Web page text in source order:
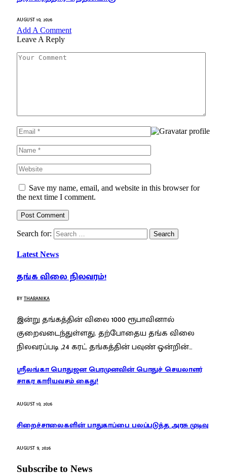
AUGUST 10, 2026
Add A Comment
Leave A Reply
Save my name, email, and website in this browser for
the next time I comment.
Search for:
Latest News
தங்க விலை நிலவரம்!
BYTHARANIKA
இன்று தங்கத்தின் விலை 1000 ரூபாவினால்
குறைவடைந்துள்ளது. தற்போதைய தங்க விலை
நிலவரப்படி ,24 கரட் தங்கத்தின் பவுண் ஒன்றின்…
ஸ்ரீலங்கா பொதுஜன பெரமுனவின் பொதுச் செயலாளர்
சாகர காரியவசம் கைது!
AUGUST 10, 2026
சிறைச்சாலைகளின் பாதுகாப்பை பலப்படுத்த அரசு முடிவு
AUGUST 9, 2026
Subscribe to News